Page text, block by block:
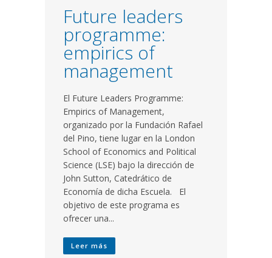
Future leaders
programme:
empirics of
management
El Future Leaders Programme:
Empirics of Management,
organizado por la Fundación Rafael
del Pino, tiene lugar en la London
School of Economics and Political
Science (LSE) bajo la dirección de
John Sutton, Catedrático de
Economía de dicha Escuela. El
objetivo de este programa es
ofrecer una...
Leer más